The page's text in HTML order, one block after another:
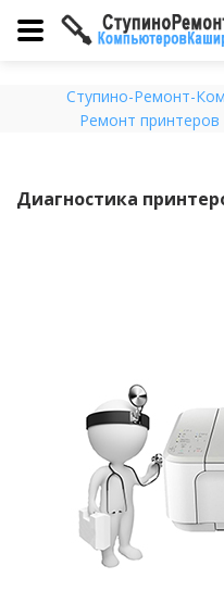
Ступино-Ремонт-
Ремонт принтеров
Диагностика